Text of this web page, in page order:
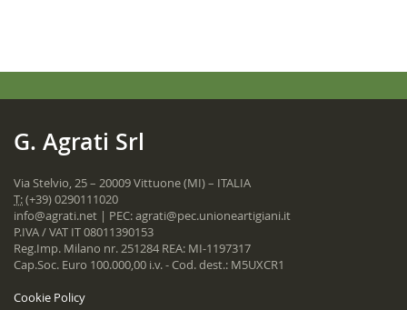
G. Agrati Srl
Via Stelvio, 25 – 20009 Vittuone (MI) – ITALIA
T:(+39) 0290111020
info@agrati.net | PEC:agrati@pec.unioneartigiani.it
P.IVA / VAT IT 08011390153
Reg.Imp. Milano nr. 251284 REA: MI-1197317
Cap.Soc. Euro 100.000,00 i.v. - Cod. dest.: M5UXCR1
Cookie Policy